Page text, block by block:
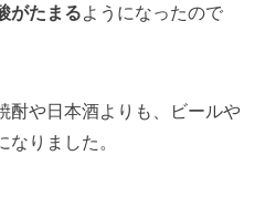
がたまるようになったので
酎や日本酒よりも、ビールや
りました。